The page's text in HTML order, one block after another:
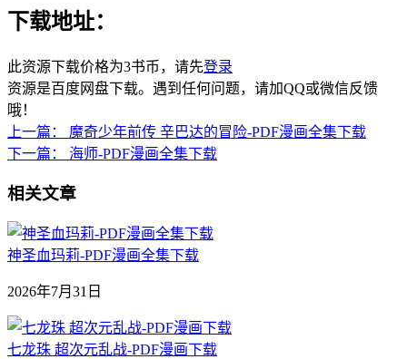
下载地址：
此资源下载价格为3书币，请先登录
资源是百度网盘下载。遇到任何问题，请加QQ或微信反馈
哦！
上一篇：
魔奇少年前传 辛巴达的冒险-PDF漫画全集下载
下一篇：
海师-PDF漫画全集下载
相关文章
神圣血玛莉-PDF漫画全集下载
2026年7月31日
七龙珠 超次元乱战-PDF漫画下载